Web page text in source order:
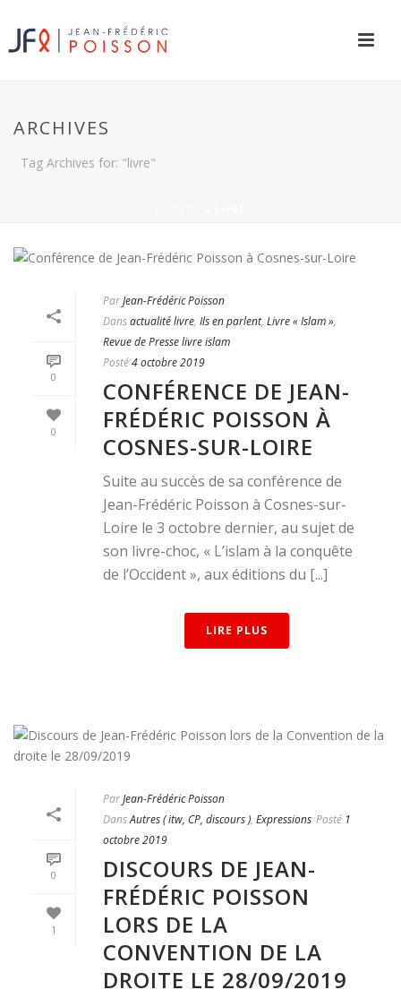
ARCHIVES
Tag Archives for: "livre"
0
0
ParJean-Frédéric Poisson
Dansactualité livre, Ils en parlent, Livre « Islam »,
Revue de Presse livre islam
Posté4 octobre 2019
CONFÉRENCE DE JEAN-
FRÉDÉRIC POISSON À
COSNES-SUR-LOIRE
Suite au succès de sa conférence de
Jean-Frédéric Poisson à Cosnes-sur-
Loire le 3 octobre dernier, au sujet de
son livre-choc, « L’islam à la conquête
de l’Occident », aux éditions du [...]
LIRE PLUS
0
1
ParJean-Frédéric Poisson
DansAutres ( itw, CP, discours ), Expressions Posté 1
octobre 2019
DISCOURS DE JEAN-
FRÉDÉRIC POISSON
LORS DE LA
CONVENTION DE LA
DROITE LE 28/09/2019